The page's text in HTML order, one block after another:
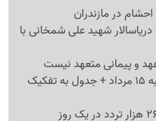
در مازندران
شهید علی شمخانی با
و پیمانی متعهد نیست
قطعی برق کرمانشاه فردا پنجشنبه 15 مرداد + جدول به تفکیک